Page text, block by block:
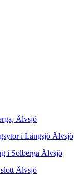
Älvsjö
i Långsjö Älvsjö
i Solberga Älvsjö
Älvsjö